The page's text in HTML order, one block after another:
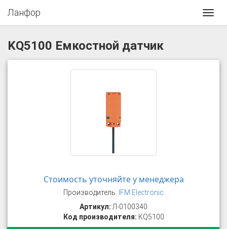
Ланфор
KQ5100 Емкостной датчик
Стоимость уточняйте у менеджера
Производитель: IFM Electronic
Артикул: Л-0100340
Код производителя: KQ5100